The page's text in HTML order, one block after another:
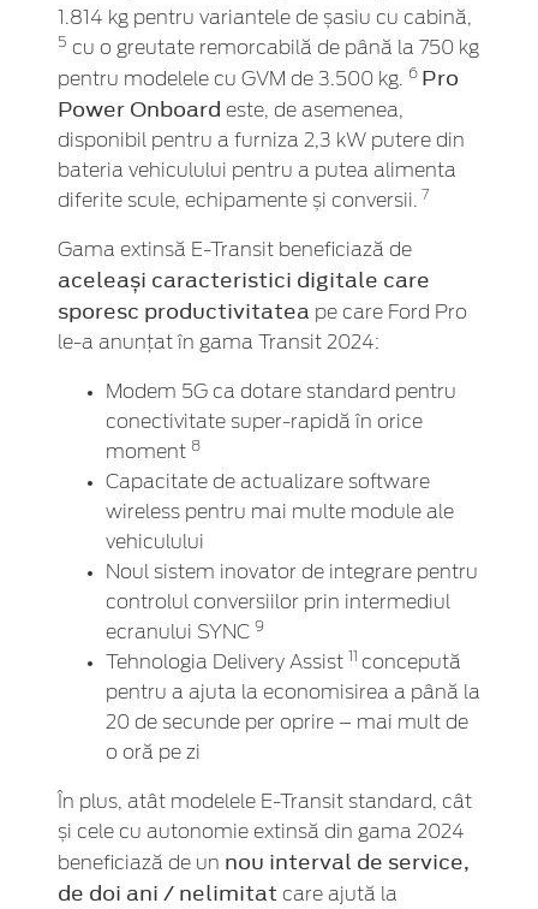
1.814 kg pentru variantele de șasiu cu cabină,
5 cu o greutate remorcabilă de până la 750 kg
pentru modelele cu GVM de 3.500 kg. 6 Pro
Power Onboard este, de asemenea,
disponibil pentru a furniza 2,3 kW putere din
bateria vehiculului pentru a putea alimenta
diferite scule, echipamente și conversii. 7
Gama extinsă E-Transit beneficiază de
aceleași caracteristici digitale care
sporesc productivitatea pe care Ford Pro
le-a anunțat în gama Transit 2024:
Modem 5G ca dotare standard pentru
conectivitate super-rapidă în orice
moment 8
Capacitate de actualizare software
wireless pentru mai multe module ale
vehiculului
Noul sistem inovator de integrare pentru
controlul conversiilor prin intermediul
ecranului SYNC 9
Tehnologia Delivery Assist
concepută
pentru a ajuta la economisirea a până la
20 de secunde per oprire – mai mult de
o oră pe zi
În plus, atât modelele E-Transit standard, cât
și cele cu autonomie extinsă din gama 2024
beneficiază de un nou interval de service,
de doi ani / nelimitat care ajută la